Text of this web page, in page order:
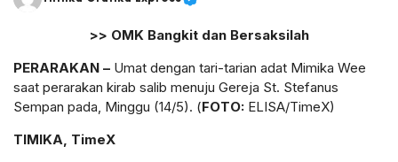
>> OMK Bangkit dan Bersaksilah
PERARAKAN – Umat dengan tari-tarian adat Mimika Wee
saat perarakan kirab salib menuju Gereja St. Stefanus
Sempan pada, Minggu (14/5). (FOTO: ELISA/TimeX)
TIMIKA, TimeX